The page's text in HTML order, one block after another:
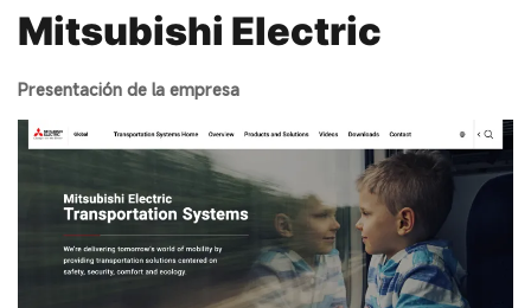
Mitsubishi Electric
Presentación de la empresa